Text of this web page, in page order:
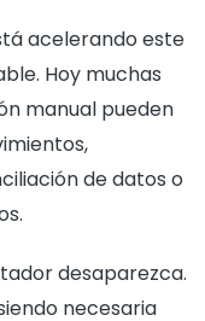
acelerando este
Hoy muchas
manual pueden
de datos o
desaparezca.
necesaria